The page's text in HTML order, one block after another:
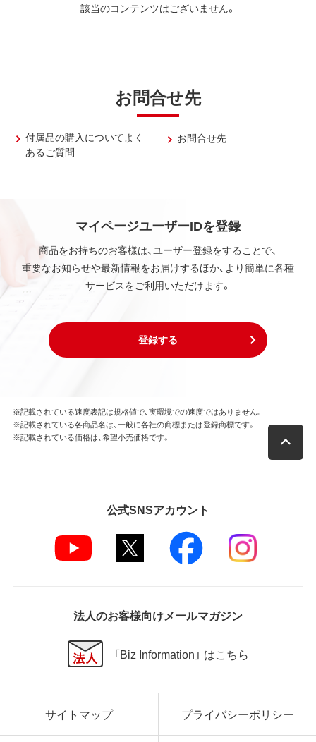
該当のコンテンツはございません。
お問合せ先
付属品の購入についてよく
あるご質問
お問合せ先
マイページユーザーIDを登録
商品をお持ちのお客様は、ユーザー登録をすることで、
重要なお知らせや最新情報をお届けするほか、より簡単に各種
サービスをご利用いただけます。
登録する
※記載されている速度表記は規格値で、実環境での速度ではありません。
※記載されている各商品名は、一般に各社の商標または登録商標です。
※記載されている価格は、希望小売価格です。
公式SNSアカウント
法人のお客様向けメールマガジン
「Biz Information」 はこちら
サイトマップ プライバシーポリシー